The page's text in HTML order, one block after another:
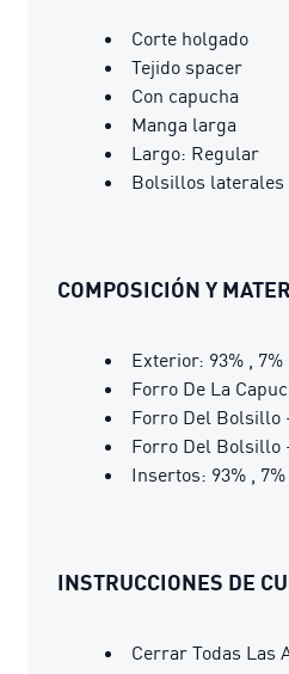
Corte holgado
Tejido spacer
Con capucha
Manga larga
Largo: Regular
Bolsillos laterales
COMPOSICIÓN Y
Exterior: 93% , 7%
Forro De La
Forro Del Bolsillo
Forro Del Bolsillo
Insertos: 93% , 7%
INSTRUCCIONES DE
Cerrar Todas Las